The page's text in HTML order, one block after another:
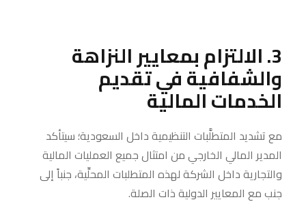
3. الالتزام بمعايير النزاهة
والشفافية في تقديم
الخدمات المالية
مع تشديد المتطلَّبات التنظيمية داخل السعودية؛ سيتأكد
المدير المالي الخارجي من امتثال جميع العمليات المالية
والتجارية داخل الشركة لهذه المتطلبات المحلِّية، جنباً إلى
جنب مع المعايير الدولية ذات الصلة.